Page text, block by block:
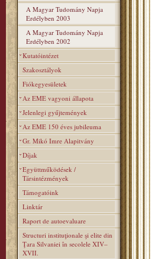
A Magyar Tudomány Napja
Erdélyben 2003
A Magyar Tudomány Napja
Erdélyben 2002
Kutatóintézet
Szakosztályok
Fiókegyesületek
Az EME vagyoni állapota
Jelenlegi gyűjtemények
Az EME 150 éves jubileuma
Gr. Mikó Imre Alapitvány
Díjak
Együttműködések /
Társintézmények
Támogatóink
Linktár
Raport de autoevaluare
Structuri instituţionale şi elite din
Ţara Silvaniei în secolele XIV–
XVII.